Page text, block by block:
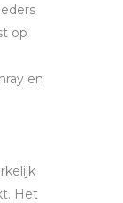
op
en
Het